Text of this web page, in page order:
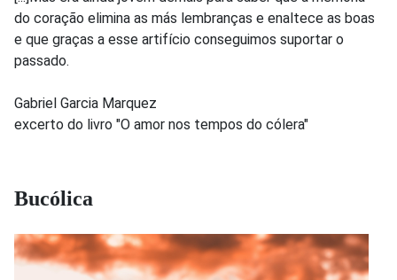
do coração elimina as más lembranças e enaltece as boas
e que graças a esse artifício conseguimos suportar o
passado.
Gabriel Garcia Marquez
excerto do livro "O amor nos tempos do cólera"
Bucólica